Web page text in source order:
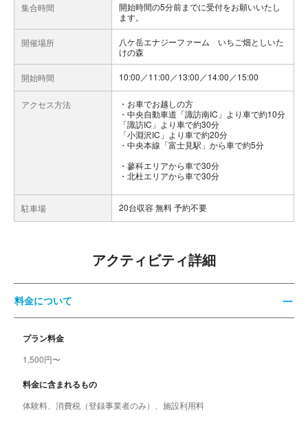
集合時間
開始時間の5分前までに受付をお願いいたし
ます。
開催場所
八ケ岳エナジーファーム いちご畑としいた
けの森
開始時間 10:00／11:00／13:00／14:00／15:00
アクセス方法
お車でお越しの方
・中央自動車道「諏訪南IC」より車で約10分
「諏訪IC」より車で約30分
「小淵沢IC」より車で約20分
・中央本線「富士見駅」から車で約5分
・蓼科エリアから車で30分
・北杜エリアから車で30分
駐車場 20台収容 無料 予約不要
アクティビティ詳細
料金について
プラン料金
1,500円〜
料金に含まれるもの
体験料、消費税（登録事業者のみ）、施設利用料